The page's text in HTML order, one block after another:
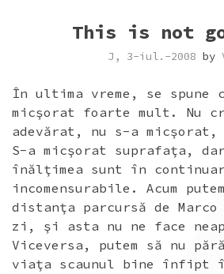
This is not
J, 3-iul.-2008 by
În ultima vreme, se spune
micşorat foarte mult. Nu
adevărat, nu s-a
S-a micşorat suprafaţa,
înălţimea sunt în
incomensurabile. Acum
distanţa parcursă de
zi, şi asta nu ne face
Viceversa, putem să nu
viaţa scaunul bine înfipt